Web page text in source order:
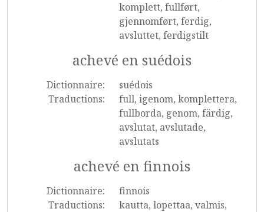
komplett, fullført,
gjennomført, ferdig,
avsluttet, ferdigstilt
achevé en suédois
Dictionnaire:
suédois
Traductions:
full, igenom, komplettera,
fullborda, genom, färdig,
avslutat, avslutade,
avslutats
achevé en finnois
Dictionnaire:
finnois
Traductions:
kautta, lopettaa, valmis,